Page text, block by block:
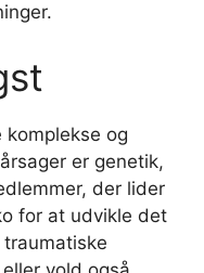
og
er genetik,
der lider
for at udvikle det